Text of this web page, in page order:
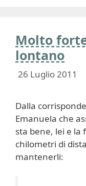
Molto
lontano
26 Luglio 2011
Dalla
Emanuela che
sta bene, lei e la
chilometri di
mantenerli: